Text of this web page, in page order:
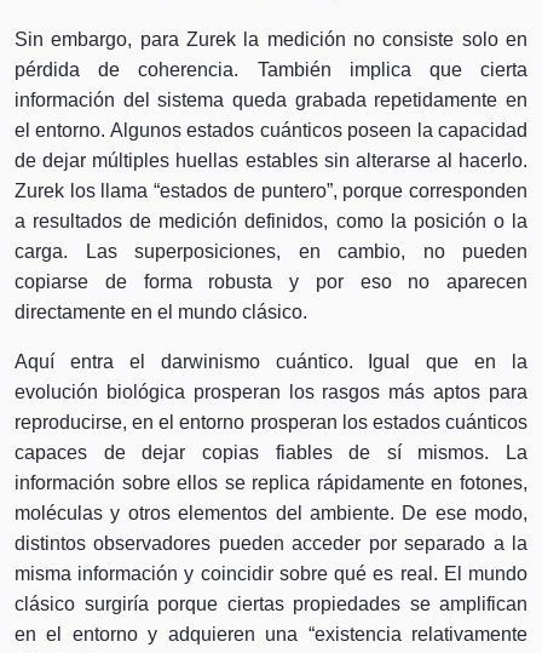
Sin embargo, para Zurek la medición no consiste solo en
pérdida de coherencia. También implica que cierta
información del sistema queda grabada repetidamente en
el entorno. Algunos estados cuánticos poseen la capacidad
de dejar múltiples huellas estables sin alterarse al hacerlo.
Zurek los llama “estados de puntero”, porque corresponden
a resultados de medición definidos, como la posición o la
carga. Las superposiciones, en cambio, no pueden
copiarse de forma robusta y por eso no aparecen
directamente en el mundo clásico.
Aquí entra el darwinismo cuántico. Igual que en la
evolución biológica prosperan los rasgos más aptos para
reproducirse, en el entorno prosperan los estados cuánticos
capaces de dejar copias fiables de sí mismos. La
información sobre ellos se replica rápidamente en fotones,
moléculas y otros elementos del ambiente. De ese modo,
distintos observadores pueden acceder por separado a la
misma información y coincidir sobre qué es real. El mundo
clásico surgiría porque ciertas propiedades se amplifican
en el entorno y adquieren una “existencia relativamente